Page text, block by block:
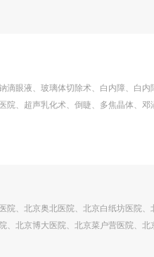
滴眼液、玻璃体切除术、白内障、白
院、超声乳化术、倒睫、多焦晶体、邓
院、北京奥北医院、北京白纸坊医院
、北京博大医院、北京菜户营医院、北